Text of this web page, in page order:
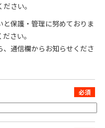
さい。
保護・管理に努めておりま
さい。
通信欄からお知らせくださ